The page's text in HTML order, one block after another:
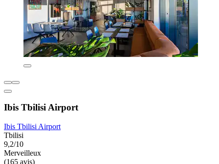
Ibis Tbilisi Airport
Ibis Tbilisi Airport
Tbilisi
9,2/10
Merveilleux
(165 avis)